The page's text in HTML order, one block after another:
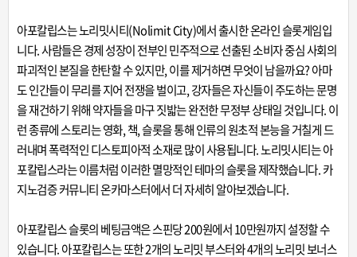
아포칼립스는노리밋시티(Nolimit City)에서 출시한 온라인 슬롯게임입
니다. 사람들은 경제 성장이 전부인 민주적으로 선출된 소비자 중심 사회의
파괴적인 본질을 한탄할 수 있지만, 이를 제거하면 무엇이 남을까요? 아마
도 인간들이 무리를 지어 전쟁을 벌이고, 강자들은 자신들이 주도하는 문명
을 재건하기 위해 약자들을 마구 짓밟는 완전한 무정부 상태일 것입니다. 이
런 종류에 스토리는 영화, 책, 슬롯을 통해 인류의 원초적 본능을 거칠게 드
러내며 폭력적인 디스토피아적 소재로 많이 사용됩니다. 노리밋시티는 아
포칼립스라는 이름처럼 이러한 멸망적인 테마의 슬롯을 제작했습니다.카
지노검증 커뮤니티온카마스터에서 더 자세히 알아보겠습니다.
아포칼립스 슬롯의 베팅금액은 스핀당 200원에서 10만원까지 설정할 수
있습니다. 아포칼립스는 또한 2개의 노리밋 부스터와 4개의 노리밋 보너스